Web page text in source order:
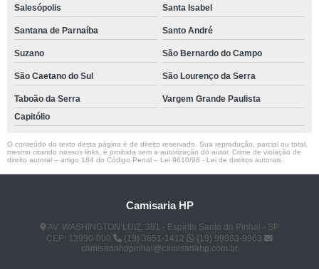
Salesópolis Santa Isabel
Santana de Parnaíba Santo André
Suzano São Bernardo do Campo
São Caetano do Sul São Lourenço da Serra
Taboão da Serra
Vargem Grande Paulista
Capitólio
O conteúdo do texto desta página é de direito reservado. Sua reprodução, parcial ou total,
mesmo citando nossos links, é proibida sem a autorização do autor. Crime de violação de
direito autoral – artigo 184 do Código Penal – Lei 9610/98 - Lei de direitos autorais
Camisaria HP
AV. WASHINGTON LUIZ, 381 - Espírito Santo do Pinhal - SP
CEP: 13990-000
(19) 3651-1412
(19) 99983-9963
camisariahppinhal@camisariahp.com.br